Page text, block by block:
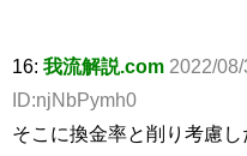
16: 我流解説.com 2022/
ID:njNbPymh0
そこに換金率と削り考慮し